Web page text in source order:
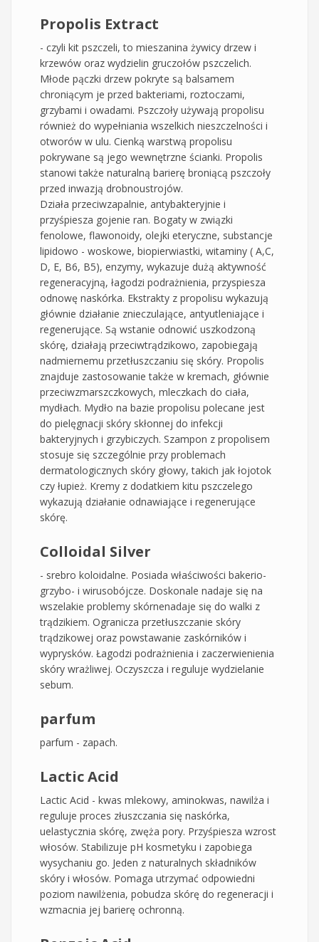
Propolis Extract
- czyli kit pszczeli, to mieszanina żywicy drzew i
krzewów oraz wydzielin gruczołów pszczelich.
Młode pączki drzew pokryte są balsamem
chroniącym je przed bakteriami, roztoczami,
grzybami i owadami. Pszczoły używają propolisu
również do wypełniania wszelkich nieszczelności i
otworów w ulu. Cienką warstwą propolisu
pokrywane są jego wewnętrzne ścianki. Propolis
stanowi także naturalną barierę broniącą pszczoły
przed inwazją drobnoustrojów.
Działa przeciwzapalnie, antybakteryjnie i
przyśpiesza gojenie ran. Bogaty w związki
fenolowe, flawonoidy, olejki eteryczne, substancje
lipidowo - woskowe, biopierwiastki, witaminy ( A,C,
D, E, B6, B5), enzymy, wykazuje dużą aktywność
regeneracyjną, łagodzi podrażnienia, przyspiesza
odnowę naskórka. Ekstrakty z propolisu wykazują
głównie działanie znieczulające, antyutleniające i
regenerujące. Są wstanie odnowić uszkodzoną
skórę, działają przeciwtrądzikowo, zapobiegają
nadmiernemu przetłuszczaniu się skóry. Propolis
znajduje zastosowanie także w kremach, głównie
przeciwzmarszczkowych, mleczkach do ciała,
mydłach. Mydło na bazie propolisu polecane jest
do pielęgnacji skóry skłonnej do infekcji
bakteryjnych i grzybiczych. Szampon z propolisem
stosuje się szczególnie przy problemach
dermatologicznych skóry głowy, takich jak łojotok
czy łupież. Kremy z dodatkiem kitu pszczelego
wykazują działanie odnawiające i regenerujące
skórę.
Colloidal Silver
- srebro koloidalne. Posiada właściwości bakerio-
grzybo- i wirusobójcze. Doskonale nadaje się na
wszelakie problemy skórnenadaje się do walki z
trądzikiem. Ogranicza przetłuszczanie skóry
trądzikowej oraz powstawanie zaskórników i
wyprysków. Łagodzi podrażnienia i zaczerwienienia
skóry wrażliwej. Oczyszcza i reguluje wydzielanie
sebum.
parfum
parfum - zapach.
Lactic Acid
Lactic Acid - kwas mlekowy, aminokwas, nawilża i
reguluje proces złuszczania się naskórka,
uelastycznia skórę, zwęża pory. Przyśpiesza wzrost
włosów. Stabilizuje pH kosmetyku i zapobiega
wysychaniu go. Jeden z naturalnych składników
skóry i włosów. Pomaga utrzymać odpowiedni
poziom nawilżenia, pobudza skórę do regeneracji i
wzmacnia jej barierę ochronną.